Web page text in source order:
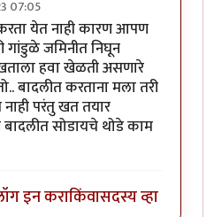
07:05
बाजूला शेड काढूनbyकंजूस
येत नाही कारण आपण
जमिनीत निघून
हवा खेळती असणारे
बादलीत करताना मला तरी
परंतु खत तयार
सोडायचे थोडे काम
इन कराकिंवासदस्य व्हा